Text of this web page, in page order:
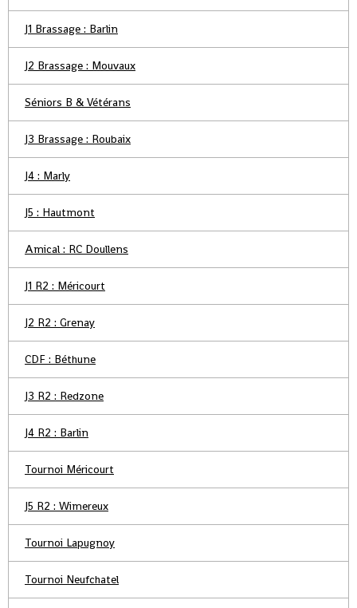
J1 Brassage : Barlin
J2 Brassage : Mouvaux
Séniors B & Vétérans
J3 Brassage : Roubaix
J4 : Marly
J5 : Hautmont
Amical : RC Doullens
J1 R2 : Méricourt
J2 R2 : Grenay
CDF : Béthune
J3 R2 : Redzone
J4 R2 : Barlin
Tournoi Méricourt
J5 R2 : Wimereux
Tournoi Lapugnoy
Tournoi Neufchatel